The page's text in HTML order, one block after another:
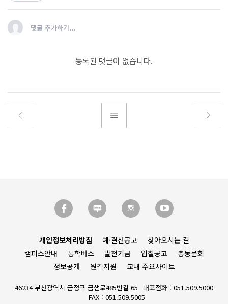
댓글 추가하기...
등록된 댓글이 없습니다.
개인정보처리방침 예·결산공고
찾아오시는 길
캠퍼스안내
통학버스 발전기금 입찰공고
총동문회
정보공개
원격지원 교내 주요사이트
46234 부산광역시 금정구 금샘로485번길 65
대표전화 : 051.509.5000
FAX : 051.509.5005